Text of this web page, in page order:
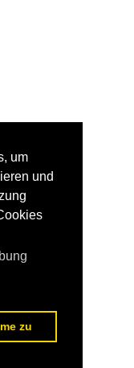
um
und
zu